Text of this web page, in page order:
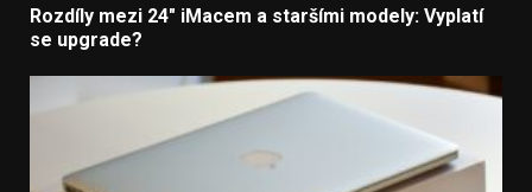
Rozdíly mezi 24″ iMacem a staršími modely: Vyplatí
se upgrade?